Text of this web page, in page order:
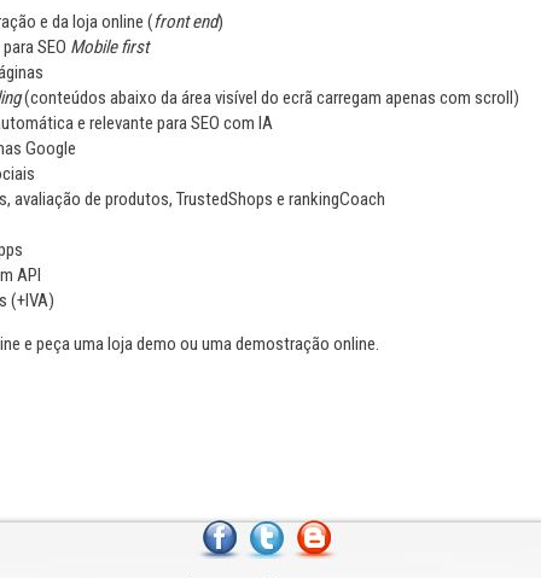
e da loja online (front end)
SEO Mobile first
(conteúdos abaixo da área visível do ecrã carregam apenas com scroll)
e relevante para SEO com IA
Google
avaliação de produtos, TrustedShops e rankingCoach
API
(+IVA)
e peça uma loja demo ou uma demostração online.